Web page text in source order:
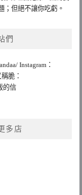
；但絕不讓你吃虧。
們
Instagram：
脆：
的信
多店